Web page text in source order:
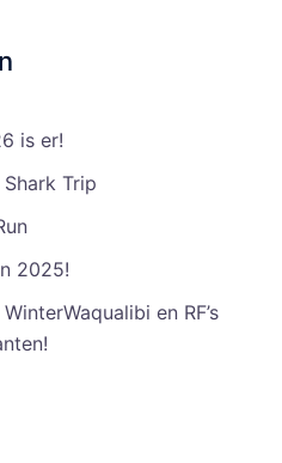
is er!
Shark Trip
2025!
en RF’s